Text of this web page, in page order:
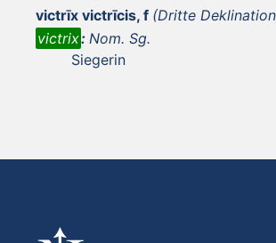
victrīx victrīcis, f (Dritte
victrix: Nom. Sg.
Siegerin